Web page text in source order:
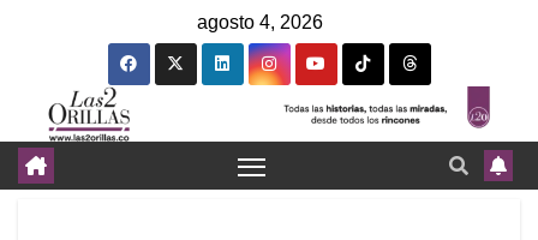
agosto 4, 2026